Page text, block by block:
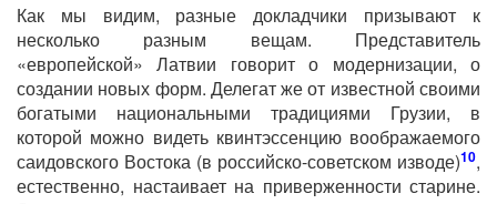
Как мы видим, разные докладчики призывают к
несколько разным вещам. Представитель
«европейской» Латвии говорит о модернизации, о
создании новых форм. Делегат же от известной своими
богатыми национальными традициями Грузии, в
которой можно видеть квинтэссенцию воображаемого
саидовского Востока (в российско-советском изводе)10,
естественно, настаивает на приверженности старине.